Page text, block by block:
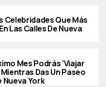
Celebridades Que Más
Las Calles De Nueva
Mes Podrás ‘viajar
Mientras Das Un Paseo
Nueva York